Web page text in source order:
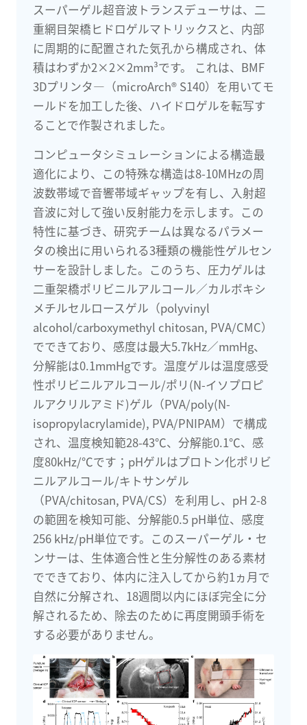
スーパーゲル超音波トランスデューサは、二
重網目架橋ヒドロゲルマトリックスと、内部
に周期的に配置された気孔から構成され、体
積はわずか2×2×2mm³です。 これは、BMF
3Dプリンタ―（microArch® S140）を用いてモ
ールドを加工した後、ハイドロゲルを転写す
ることで作製されました。
コンピュータシミュレーションによる構造最
適化により、この特殊な構造は8-10MHzの周
波数帯域で音響帯域ギャップを有し、入射超
音波に対して強い反射能力を示します。この
特性に基づき、研究チームは異なるパラメー
タの検出に用いられる3種類の機能性ゲルセン
サーを設計しました。このうち、圧力ゲルは
二重架橋ポリビニルアルコール／カルボキシ
メチルセルロースゲル（polyvinyl
alcohol/carboxymethyl chitosan, PVA/CMC）
でできており、感度は最大5.7kHz／mmHg、
分解能は0.1mmHgです。温度ゲルは温度感受
性ポリビニルアルコール/ポリ(N-イソプロピ
ルアクリルアミド)ゲル（PVA/poly(N-
isopropylacrylamide), PVA/PNIPAM）で構成
され、温度検知範28-43℃、分解能0.1℃、感
度80kHz/℃です；pHゲルはプロトン化ポリビ
ニルアルコール/キトサンゲル
（PVA/chitosan, PVA/CS）を利用し、pH 2-8
の範囲を検知可能、分解能0.5 pH単位、感度
256 kHz/pH単位です。このスーパーゲル・セ
ンサーは、生体適合性と生分解性のある素材
でできており、体内に注入してから約1ヵ月で
自然に分解され、18週間以内にほぼ完全に分
解されるため、除去のために再度開頭手術を
する必要がありません。